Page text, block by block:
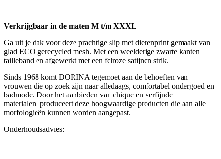
Verkrijgbaar in de maten M t/m XXXL
Ga uit je dak voor deze prachtige slip met dierenprint gemaakt van
glad ECO gerecycled mesh. Met een weelderige zwarte kanten
tailleband en afgewerkt met een felroze satijnen strik.
Sinds 1968 komt DORINA tegemoet aan de behoeften van
vrouwen die op zoek zijn naar alledaags, comfortabel ondergoed en
badmode. Door het aanbieden van chique en verfijnde
materialen, produceert deze hoogwaardige producten die aan alle
morfologieën kunnen worden aangepast.
Onderhoudsadvies: